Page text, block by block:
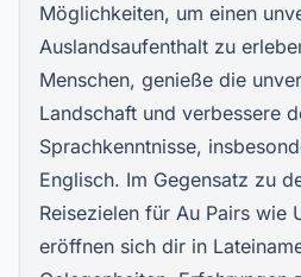
Möglichkeiten, um einen
Auslandsaufenthalt zu
Menschen, genieße die
Landschaft und verbessere
Sprachkenntnisse,
Englisch. Im Gegensatz zu
Reisezielen für Au Pairs wie
eröffnen sich dir in